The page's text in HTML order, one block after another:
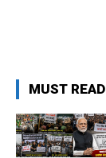
MUST READ